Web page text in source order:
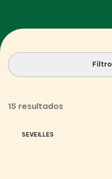
Filtro
15 resultados
SEVEILLES